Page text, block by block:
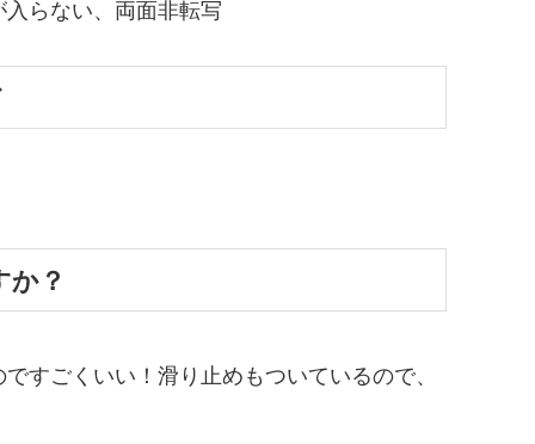
らない、両面非転写
？
すごくいい！滑り止めもついているので、